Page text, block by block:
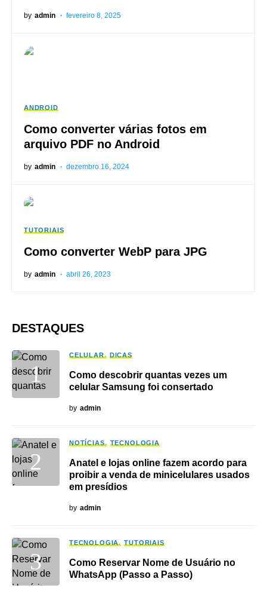
by admin fevereiro 8, 2025
ANDROID
Como converter várias fotos em
arquivo PDF no Android
by admin dezembro 16, 2024
TUTORIAIS
Como converter WebP para JPG
by admin abril 26, 2023
DESTAQUES
CELULAR DICAS
Como descobrir quantas vezes um
celular Samsung foi consertado
by admin
NOTÍCIAS TECNOLOGIA
Anatel e lojas online fazem acordo para
proibir a venda de minicelulares usados
em presídios
by admin
TECNOLOGIA TUTORIAIS
Como Reservar Nome de Usuário no
WhatsApp (Passo a Passo)